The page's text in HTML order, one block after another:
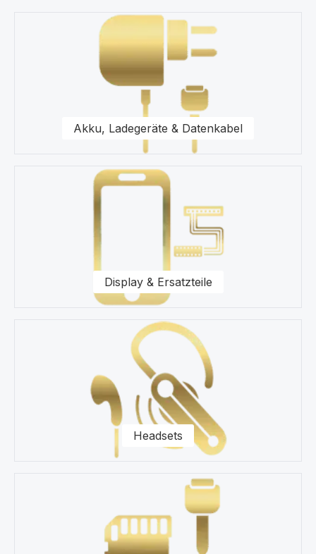
Speicherkarten, Taschen, Universal Zubehör,
Displayfolie und Werkzeug.
Für uns stehen Qualität und Originalität unserer
Produkte für das Samsung A715 Galaxy A71 im
Vordergrund. Wir halten eine Vielzahl von Produkten
wie Displays und Schutzhüllen für Ihr Samsung A715
Galaxy A71 in unserem modernen Warenlager für Sie
Kaufen Sie nur Original Zubehör vom Samsung A715
Galaxy A71 Fachhändler.
Gerne steht Ihnen unser Kundenservice bezüglich
Fragen zu unseren Ersatzteilen für Ihr Samsung A715
Kategoriegalerie überspringen
Akku, Ladegeräte & Datenkabel
Display & Ersatzteile
Headsets